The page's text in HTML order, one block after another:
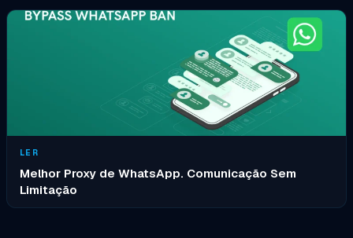
LER
Melhor Proxy de WhatsApp. Comunicação Sem
Limitação